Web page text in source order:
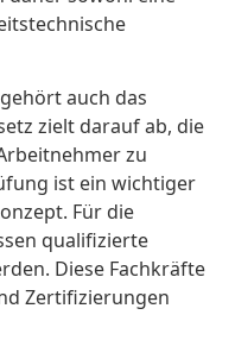
auch das
zielt darauf ab, die
zu
ist ein wichtiger
Für die
qualifizierte
Diese Fachkräfte
Zertifizierungen